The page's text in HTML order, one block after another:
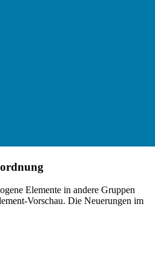
Elemente in andere Gruppen
Vorschau. Die Neuerungen im